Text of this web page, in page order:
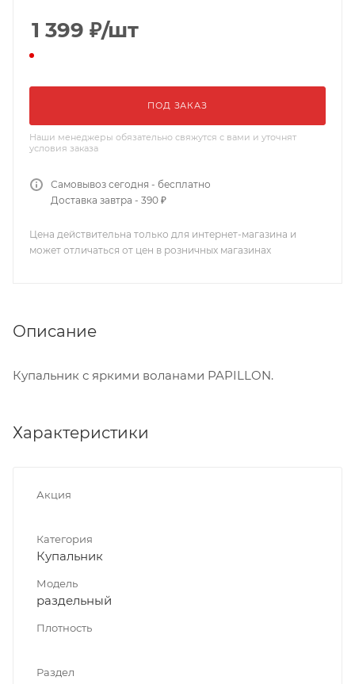
1 399 ₽/шт
ПОД ЗАКАЗ
Наши менеджеры обязательно свяжутся с вами и уточнят
условия заказа
Самовывоз сегодня - бесплатно
Доставка завтра - 390 ₽
Цена действительна только для интернет-магазина и
может отличаться от цен в розничных магазинах
Описание
Купальник с яркими воланами PAPILLON.
Характеристики
Акция
Категория
Купальник
Модель
раздельный
Плотность
Раздел